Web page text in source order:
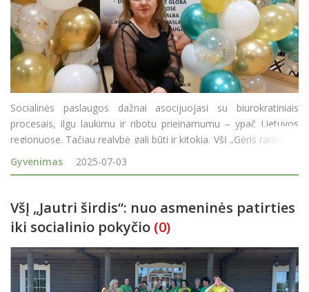
Socialinės paslaugos dažnai asocijuojasi su biurokratiniais
procesais, ilgu laukimu ir ribotu prieinamumu – ypač Lietuvos
regionuose. Tačiau realybė gali būti ir kitokia. VšĮ „Gėris rankose“
teikia socialinę pagalbą gyventojams, kurie dėl amžiaus,
neįgalumo, socialinių probl
Gyvenimas 2025-07-03
VšĮ „Jautri širdis“: nuo asmeninės patirties
iki socialinio pokyčio (0)